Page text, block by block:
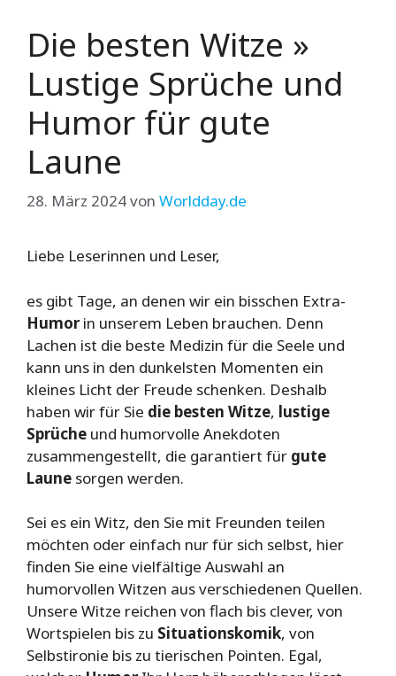
Die besten Witze »
Lustige Sprüche und
Humor für gute
Laune
28. März 2024von Worldday.de
Liebe Leserinnen und Leser,
es gibt Tage, an denen wir ein bisschen Extra-
Humorin unserem Leben brauchen. Denn
Lachen ist die beste Medizin für die Seele und
kann uns in den dunkelsten Momenten ein
kleines Licht der Freude schenken. Deshalb
haben wir für Sie die besten Witze, lustige
Sprüche und humorvolle Anekdoten
zusammengestellt, die garantiert für gute
Laune sorgen werden.
Sei es ein Witz, den Sie mit Freunden teilen
möchten oder einfach nur für sich selbst, hier
finden Sie eine vielfältige Auswahl an
humorvollen Witzen aus verschiedenen Quellen.
Unsere Witze reichen von flach bis clever, von
Wortspielen bis zu Situationskomik, von
Selbstironie bis zu tierischen Pointen. Egal,